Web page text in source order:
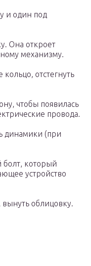
и один под
Она откроет
механизму.
отстегнуть
чтобы появилась
провода.
динамики (при
болт, который
устройство
облицовку.